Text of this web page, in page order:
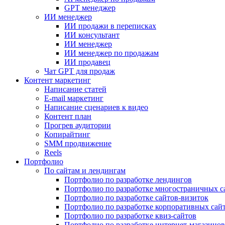
GPT менеджер
ИИ менеджер
ИИ продажи в переписках
ИИ консультант
ИИ менеджер
ИИ менеджер по продажам
ИИ продавец
Чат GPT для продаж
Контент маркетинг
Написание статей
E-mail маркетинг
Написание сценариев к видео
Контент план
Прогрев аудитории
Копирайтинг
SMM продвижение
Reels
Портфолио
По сайтам и лендингам
Портфолио по разработке лендингов
Портфолио по разработке многостраничных
Портфолио по разработке сайтов-визиток
Портфолио по разработке корпоративных
Портфолио по разработке квиз-сайтов